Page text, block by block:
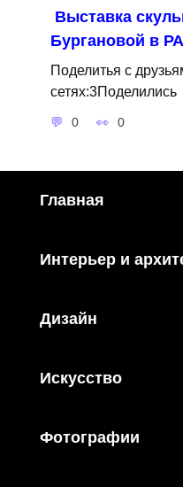
Выставка
Бургановой в
Поделитья с
сетях:3Поделились
0 0
Главная
Интерьер и
Дизайн
Искусство
Фотографии